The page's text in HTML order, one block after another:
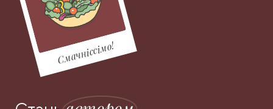
Смачніссімо!